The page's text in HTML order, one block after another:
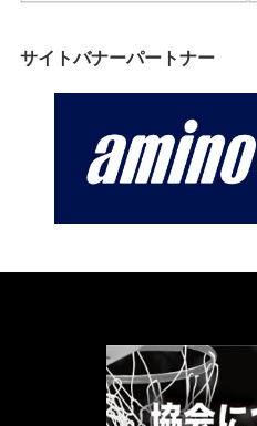
サイトバナーパートナー